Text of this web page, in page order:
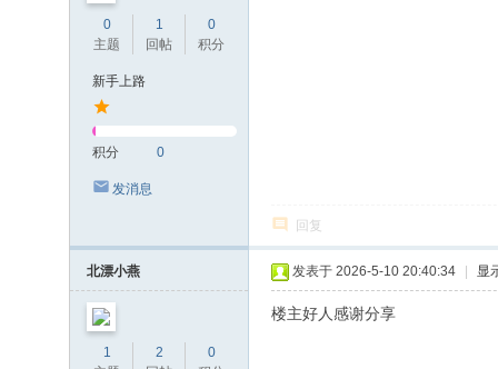
0
主题
1
回帖
0
积分
新手上路
积分 0
发消息
回复
北漂小燕
1
2
0
发表于 2026-5-10 20:40:34 显
楼主好人感谢分享